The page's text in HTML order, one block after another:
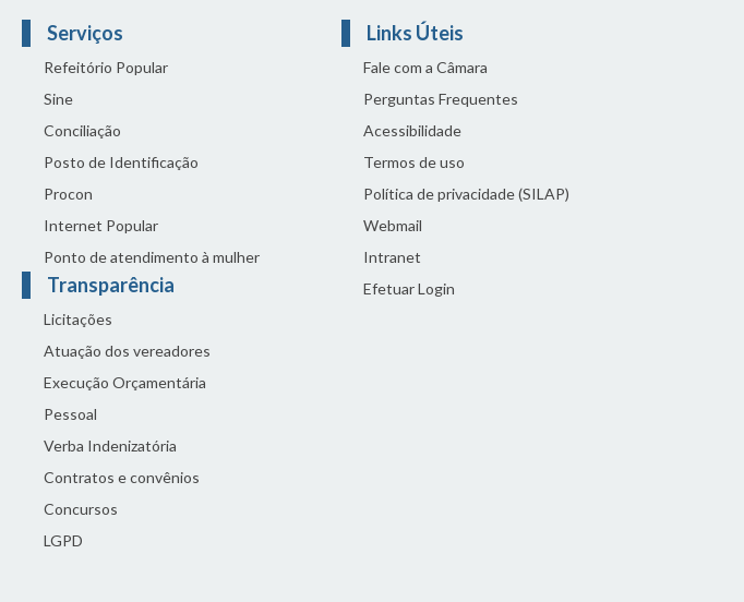
Serviços
Refeitório Popular
Sine
Conciliação
Posto de Identificação
Procon
Internet Popular
Ponto de atendimento à mulher
Transparência
Licitações
Atuação dos vereadores
Execução Orçamentária
Pessoal
Verba Indenizatória
Contratos e convênios
Concursos
LGPD
Links Úteis
Fale com a Câmara
Perguntas Frequentes
Acessibilidade
Termos de uso
Política de privacidade (SILAP)
Webmail
Intranet
Efetuar Login